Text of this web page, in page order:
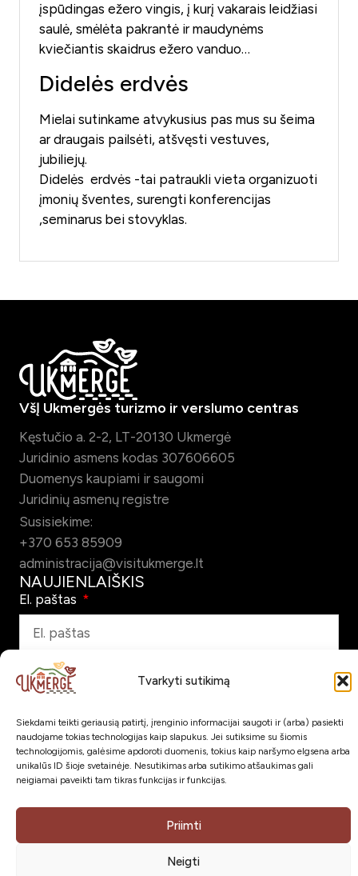
Tvarkyti sutikimą
Siekdami teikti geriausią patirtį, įrenginio informacijai saugoti ir (arba) pasiekti
naudojame tokias technologijas kaip slapukus. Jei sutiksime su šiomis
technologijomis, galėsime apdoroti duomenis, tokius kaip naršymo elgsena arba
unikalūs ID šioje svetainėje. Nesutikimas arba sutikimo atšaukimas gali
neigiamai paveikti tam tikras funkcijas ir funkcijas.
Priimti
Neigti
įspūdingas ežero vingis, į kurį vakarais leidžiasi
saulė, smėlėta pakrantė ir maudynėms
kviečiantis skaidrus ežero vanduo…
Didelės erdvės
Mielai sutinkame atvykusius pas mus su šeima
ar draugais pailsėti, atšvęsti vestuves,
jubiliejų.
Didelės erdvės -tai patraukli vieta organizuoti
įmonių šventes, surengti konferencijas
,seminarus bei stovyklas.
VšĮ Ukmergės turizmo ir verslumo centras
Kęstučio a. 2-2, LT-20130 Ukmergė
Juridinio asmens kodas 307606605
Duomenys kaupiami ir saugomi
Juridinių asmenų registre
Susisiekime:
+370 653 85909
administracija@visitukmerge.lt
NAUJIENLAIŠKIS
El. paštas
Pažymėdamas šį laukelį patvirtinu, kad sutinku gauti Ukmergės
turizmo naujienlaiškį el. paštu.
Prenumeruoti
SOC. TINKLAI
Visos teisės saugomos © 2026